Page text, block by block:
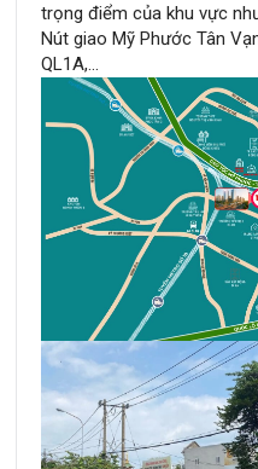
trọng điểm của khu vực
Nút giao Mỹ Phước Tân
QL1A,…